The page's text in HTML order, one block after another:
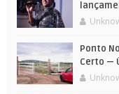
Ponto
Certo —